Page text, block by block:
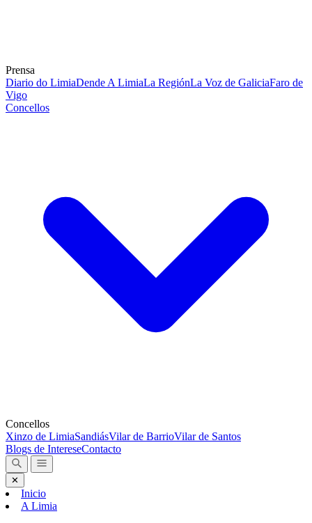
Prensa
Diario do LimiaDende A LimiaLa RegiónLa Voz de GaliciaFaro de
Vigo
Concellos
Concellos
Xinzo de LimiaSandiásVilar de BarrioVilar de Santos
Blogs de IntereseContacto
✕
Inicio
A Limia